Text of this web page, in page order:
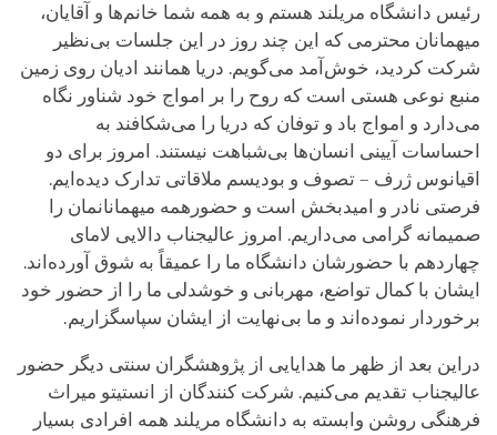
رئیس دانشگاه مریلند هستم و به همه شما خانم‌ها و آقایان،
میهمانان محترمی که این چند روز در این جلسات بی‌نظیر
شرکت کردید، خوش‌آمد می‌گویم. دریا همانند ادیان روی زمین
منبع نوعی هستی است که روح را بر امواج خود شناور نگاه
می‌دارد و امواج باد و توفان که دریا را می‌شکافند به
احساسات آیینی انسان‌ها بی‌شباهت نیستند. امروز برای دو
اقیانوس ژرف – تصوف و بودیسم ملاقاتی تدارک دیده‌ایم.
فرصتی نادر و امیدبخش است و حضورهمه میهمانانمان را
صمیمانه گرامی می‌داریم. امروز عالیجناب دالایی لامای
چهاردهم با حضورشان دانشگاه ما را عمیقاً به شوق آورده‌اند.
ایشان با کمال تواضع، مهربانی و خوشدلی ما را از حضور خود
برخوردار نموده‌اند و ما بی‌نهایت از ایشان سپاسگزاریم.
دراین بعد از ظهر ما هدایایی از پژوهشگران سنتی دیگر حضور
عالیجناب تقدیم می‌کنیم. شرکت کنندگان از انستیتو میراث
فرهنگی روشن وابسته به دانشگاه مریلند همه افرادی بسیار